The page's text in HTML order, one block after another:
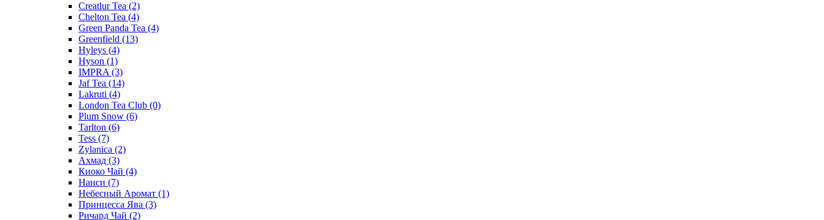
Creatlur Tea (2)
Chelton Tea (4)
Green Panda Tea (4)
Greenfield (13)
Hyleys (4)
Hyson (1)
IMPRA (3)
Jaf Tea (14)
Lakruti (4)
London Tea Club (0)
Plum Snow (6)
Tarlton (6)
Tess (7)
Zylanica (2)
Ахмад (3)
Киоко Чай (4)
Нанси (7)
Небесный Аромат (1)
Принцесса Ява (3)
Ричард Чай (2)